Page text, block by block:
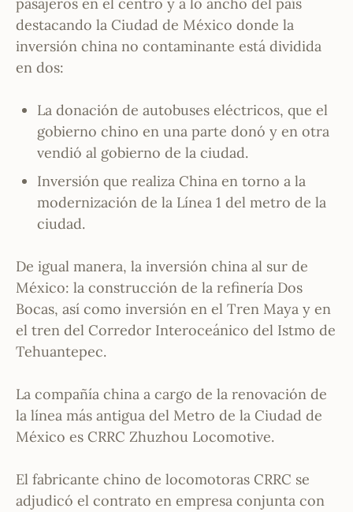
pasajeros en el centro y a lo ancho del país
destacando la Ciudad de México donde la
inversión china no contaminante está dividida
en dos:
La donación de autobuses eléctricos, que el
gobierno chino en una parte donó y en otra
vendió al gobierno de la ciudad.
Inversión que realiza China en torno a la
modernización de la Línea 1 del metro de la
ciudad.
De igual manera, la inversión china al sur de
México: la construcción de la refinería Dos
Bocas, así como inversión en el Tren Maya y en
el tren del Corredor Interoceánico del Istmo de
Tehuantepec.
La compañía china a cargo de la renovación de
la línea más antigua del Metro de la Ciudad de
México es CRRC Zhuzhou Locomotive.
El fabricante chino de locomotoras CRRC se
adjudicó el contrato en empresa conjunta con